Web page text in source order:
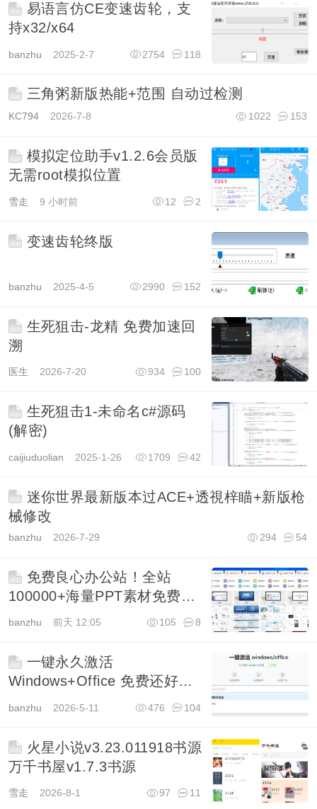
易语言仿CE变速齿轮，支
持x32/x64
banzhu 2025-2-7 118
2754
三角粥新版热能+范围 自动过检测
KC7942026-7-8 153
1022
模拟定位助手v1.2.6会员版
无需root模拟位置
雪走 9 小时前 2
12
变速齿轮终版
banzhu 2025-4-5 152
2990
生死狙击-龙精 免费加速回
溯
医生 2026-7-20 100
934
生死狙击1-未命名c#源码
(解密)
caijiuduolian 2025-1-26 42
1709
迷你世界最新版本过ACE+透視梓瞄+新版枪
械修改
banzhu 2026-7-29 54
294
免费良心办公站！全站
100000+海量PPT素材免费下
载
banzhu 前天 12:05 8
105
一键永久激活
Windows+Office 免费还好用
banzhu 2026-5-11 104
476
火星小说v3.23.011918书源
万千书屋v1.7.3书源
雪走 2026-8-1 11
97